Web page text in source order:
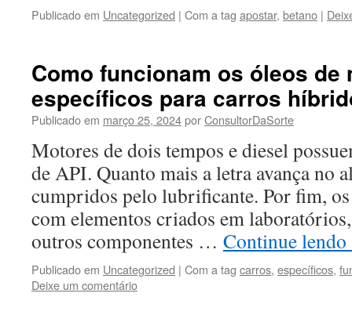
Publicado em Uncategorized | Com a tag apostar, betano |
Como funcionam os óleos de
específicos para carros
Publicado em março 25, 2024porConsultorDaSorte
Motores de dois tempos e diesel
de API. Quanto mais a letra avança no
cumpridos pelo lubrificante. Por fim,
com elementos criados em
outros componentes … Continue lendo
Publicado em Uncategorized | Com a tag carros, específicos,
Deixe um comentário